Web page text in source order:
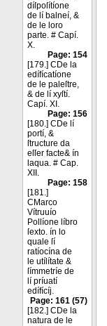
díſpoſítíone
de lí balneí, &
de le loro
parte. # Capí.
X.
Page: 154
[179.] CDe la
edífícatíone
de le paleſtre,
& de lí xyſtí.
Capí. XI.
Page: 156
[180.] CDe lí
portí, &
ſtructure da
eſſer facte& ín
laqua. # Cap.
XII.
Page: 158
[181.]
CMarco
Vítruuío
Pollíone líbro
ſexto. ín lo
quale ſí
ratíocína de
le utílítate &
ſímmetríe de
lí príuatí
edífícíj.
Page: 161 (57)
[182.] CDe la
natura de le